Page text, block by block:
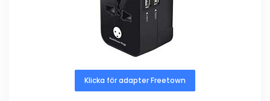
Klicka för adapter Freetown